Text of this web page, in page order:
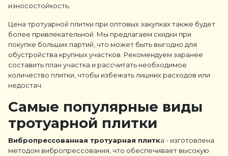
износостойкость.
Цена тротуарной плитки при оптовых закупках также будет
более привлекательной. Мы предлагаем скидки при
покупке больших партий, что может быть выгодно для
обустройства крупных участков. Рекомендуем заранее
составить план участка и рассчитать необходимое
количество плитки, чтобы избежать лишних расходов или
недостач.
Самые популярные виды
тротуарной плитки
Вибропрессованная тротуарная плитка - изготовлена
методом вибропрессования, что обеспечивает высокую